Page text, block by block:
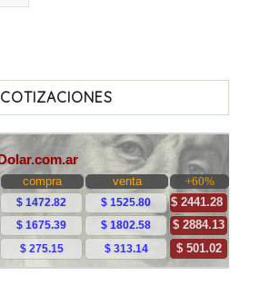
COTIZACIONES